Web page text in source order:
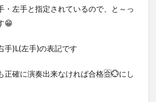
・左手と指定されているので、と～っ
😁
手)L(左手)の表記です
正確に演奏出来なければ合格🈴💮にし